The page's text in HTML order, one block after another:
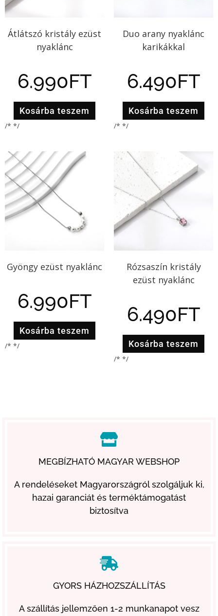
Átlátszó kristály ezüst
nyaklánc
6.990FT
Kosárba teszem
/* */
Duo arany nyaklánc
karikákkal
6.490FT
Kosárba teszem
/* */
Gyöngy ezüst nyaklánc
6.990FT
Kosárba teszem
/* */
Rózsaszín kristály
ezüst nyaklánc
6.490FT
Kosárba teszem
/* */
MEGBÍZHATÓ MAGYAR WEBSHOP
A rendeléseket Magyarországról szolgáljuk ki,
hazai garanciát és terméktámogatást
biztosítva
GYORS HÁZHOZSZÁLLÍTÁS
A szállítás jellemzően 1-2 munkanapot vesz